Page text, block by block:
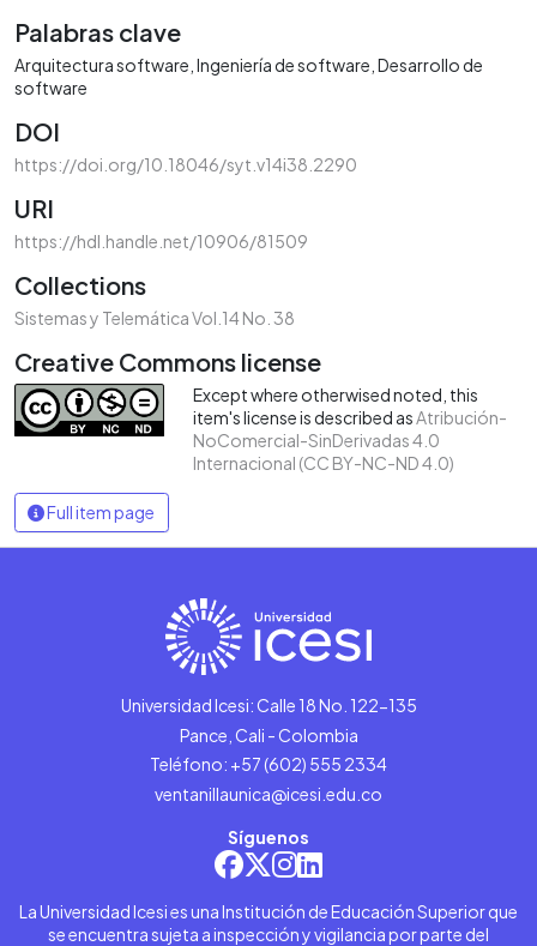
Palabras clave
Arquitectura software Ingeniería de software Desarrollo de
software
DOI
https://doi.org/10.18046/syt.v14i38.2290
URI
https://hdl.handle.net/10906/81509
Collections
Sistemas y Telemática Vol.14 No. 38
Creative Commons license
Except where otherwised noted, this
item's license is described asAtribución-
NoComercial-SinDerivadas 4.0
Internacional (CC BY-NC-ND 4.0)
Full item page
Universidad Icesi: Calle 18 No. 122-135
Pance, Cali - Colombia
Teléfono: +57 (602) 555 2334
ventanillaunica@icesi.edu.co
Síguenos
La Universidad Icesi es una Institución de Educación Superior que
se encuentra sujeta a inspección y vigilancia por parte del